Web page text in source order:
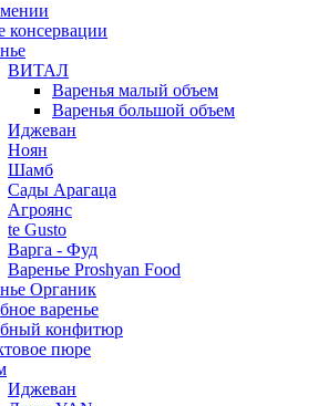
консервации
ВИТАЛ
Варенья малый объем
Варенья большой объем
Иджеван
Ноян
Шамб
Сады Арагаца
Агроянс
te Gusto
Варга - Фуд
Варенье Proshyan Food
Органик
варенье
конфитюр
пюре
Иджеван